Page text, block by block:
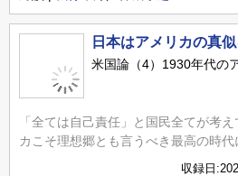
日本はアメリカの真
米国論（4）1930年代の
「全ては自己責任」と国民全てが考
カこそ理想郷とも言うべき最高の時代
収録日